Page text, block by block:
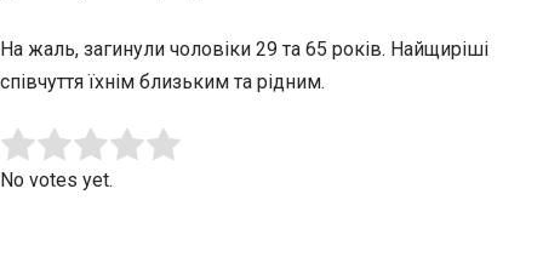
На жаль, загинули чоловіки 29 та 65 років. Найщиріші
співчуття їхнім близьким та рідним.
Rate this item:
No votes yet.